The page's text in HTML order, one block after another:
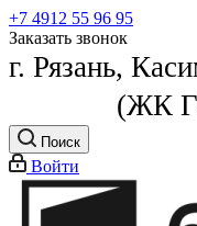
+7 4912 55 96 95
Заказать звонок
г. Рязань,
(ЖК
Поиск
Войти